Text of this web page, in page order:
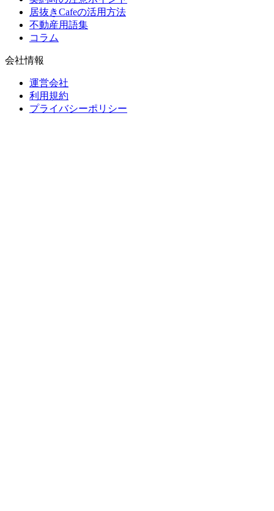
居抜きCafeの活用方法
不動産用語集
コラム
会社情報
運営会社
利用規約
プライバシーポリシー